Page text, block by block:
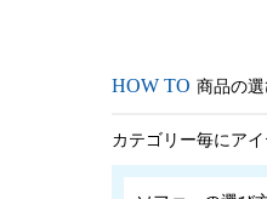
商品の
カテゴリー毎にア